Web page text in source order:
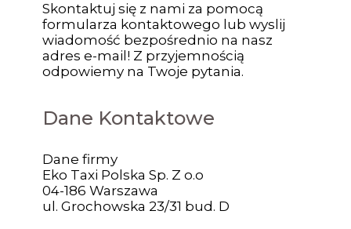
Skontaktuj się z nami za pomocą
formularza kontaktowego lub wyslij
wiadomość bezpośrednio na nasz
adres e-mail! Z przyjemnością
odpowiemy na Twoje pytania.
Dane Kontaktowe
Dane firmy
Eko Taxi Polska Sp. Z o.o
04-186 Warszawa
ul. Grochowska 23/31 bud. D